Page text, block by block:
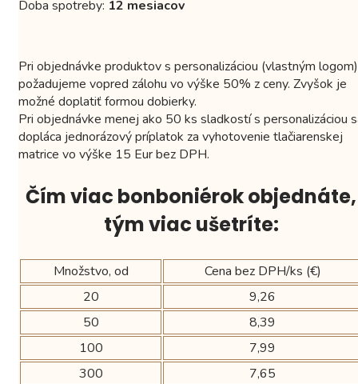
Doba spotreby: 12 mesiacov
Pri objednávke produktov s personalizáciou (vlastným logom)
požadujeme vopred zálohu vo výške 50% z ceny. Zvyšok je
možné doplatiť formou dobierky.
Pri objednávke menej ako 50 ks sladkostí s personalizáciou
dopláca jednorázový príplatok za vyhotovenie tlačiarenskej
matrice vo výške 15 Eur bez DPH.
Čím viac bonboniérok objednáte,
tým viac ušetríte:
Množstvo, od
Cena bez DPH/ks (€)
20
9,26
50
8,39
100
7,99
300
7,65